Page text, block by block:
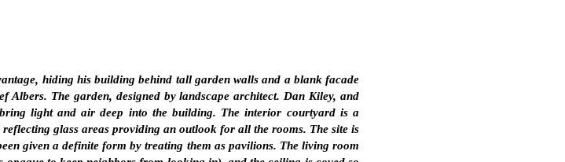
hiding his building behind tall garden walls and a blank facade
Albers. The garden, designed by landscape architect. Dan Kiley, and
light and air deep into the building. The interior courtyard is a
glass areas providing an outlook for all the rooms. The site is
given a definite form by treating them as pavilions. The living room